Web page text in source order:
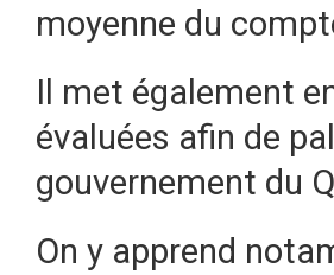
moyenne du
Il met également
évaluées afin de
gouvernement du
On y apprend